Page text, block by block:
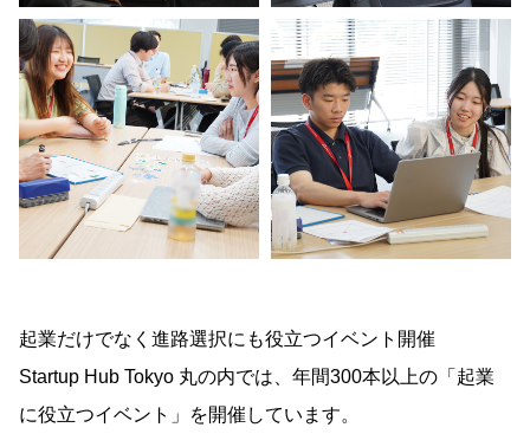
起業だけでなく進路選択にも役立つイベント開催
Startup Hub Tokyo 丸の内では、年間300本以上の「起業
に役立つイベント」を開催しています。